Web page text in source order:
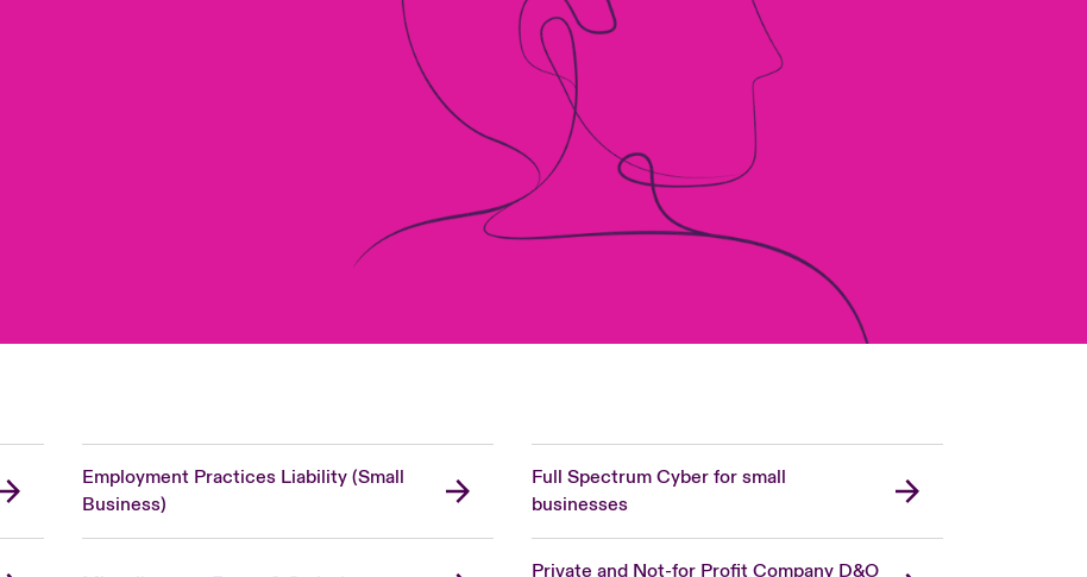
Employment Practices Liability (Small
Business)
Full Spectrum Cyber for small
businesses
Private and Not-for Profit Company D&O